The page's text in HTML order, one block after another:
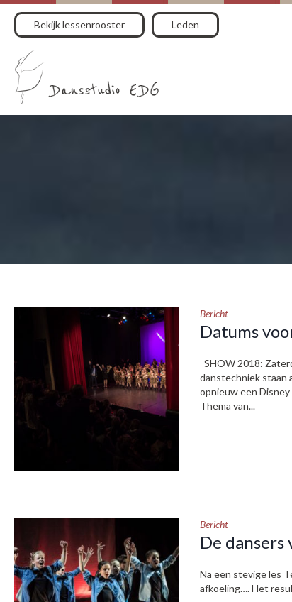
Bekijk lessenrooster Leden
Bericht
Datums
SHOW 2018:
danstechniek staan
opnieuw een Disney
Thema van...
Bericht
De dansers
Na een stevige les
afkoeling…. Het